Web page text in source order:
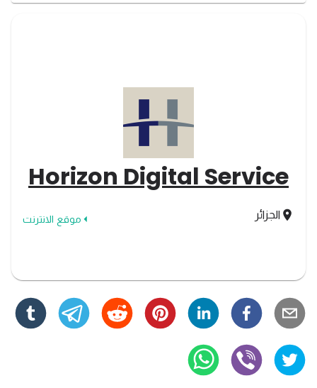
Horizon Digital Service